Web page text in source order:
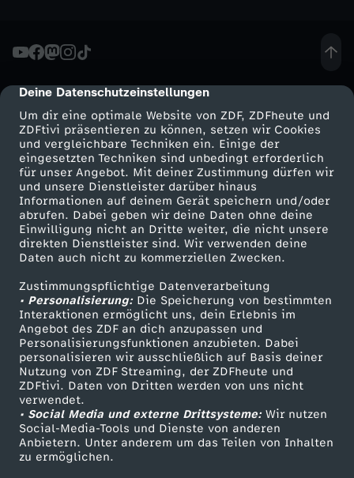
cmp-dialog-description
Deine Datenschutzeinstellungen
Um dir eine optimale Website von ZDF, ZDFheute und
ZDFtivi präsentieren zu können, setzen wir Cookies
und vergleichbare Techniken ein. Einige der
eingesetzten Techniken sind unbedingt erforderlich
für unser Angebot. Mit deiner Zustimmung dürfen wir
und unsere Dienstleister darüber hinaus
Informationen auf deinem Gerät speichern und/oder
abrufen. Dabei geben wir deine Daten ohne deine
Einwilligung nicht an Dritte weiter, die nicht unsere
direkten Dienstleister sind. Wir verwenden deine
Daten auch nicht zu kommerziellen Zwecken.
Zustimmungspflichtige Datenverarbeitung
• Personalisierung:Die Speicherung von bestimmten
Interaktionen ermöglicht uns, dein Erlebnis im
Angebot des ZDF an dich anzupassen und
Personalisierungsfunktionen anzubieten. Dabei
personalisieren wir ausschließlich auf Basis deiner
Nutzung von ZDF Streaming, der ZDFheute und
ZDFtivi. Daten von Dritten werden von uns nicht
verwendet.
• Social Media und externe Drittsysteme:Wir nutzen
Social-Media-Tools und Dienste von anderen
Anbietern. Unter anderem um das Teilen von Inhalten
zu ermöglichen.
s
-
G
r
o
ß
e
S
p
r
ü
n
Mehr ZDF
ZDF-Apps
Smart TV
ZDFtext
Livestreams
Sendungen A-Z
TV-Programm
Service
ZDFmitreden
Kontakt zum ZDF
Tickets
Zuschauerservice
Hilfe
ZDF Unternehmen
Karriere